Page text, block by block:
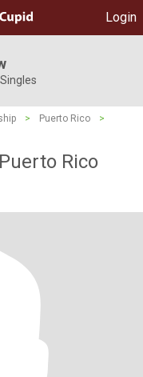
Login
> Puerto Rico
>
Rico